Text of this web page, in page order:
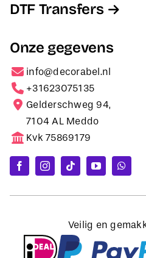
DTF Transfers
Onze gegevens
info@decorabel.nl
+31623075135
Gelderschweg 94,
7104 AL Meddo
Kvk 75869179
Veilig en